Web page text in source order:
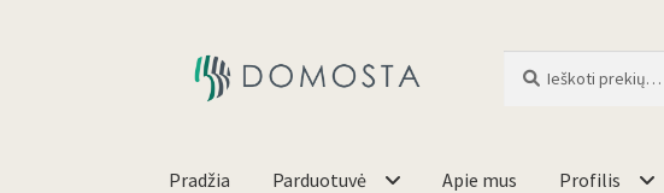
Pradžia Parduotuvė Apie mus Profilis